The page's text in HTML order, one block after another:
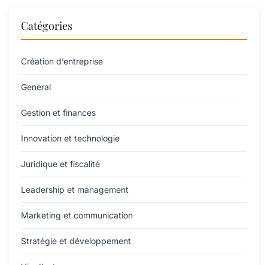
Catégories
Création d’entreprise
General
Gestion et finances
Innovation et technologie
Juridique et fiscalité
Leadership et management
Marketing et communication
Stratégie et développement